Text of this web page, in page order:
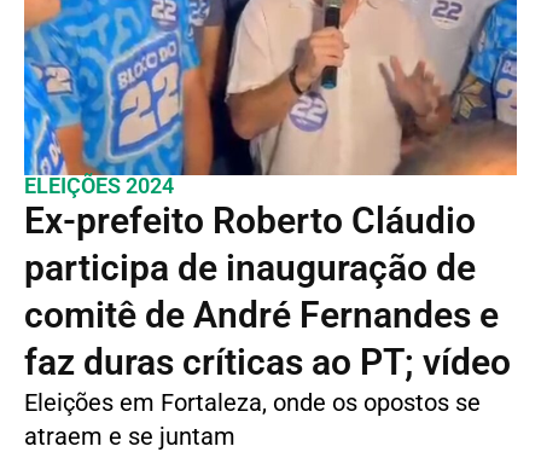
ELEIÇÕES 2024
Ex-prefeito Roberto Cláudio
participa de inauguração de
comitê de André Fernandes e
faz duras críticas ao PT; vídeo
Eleições em Fortaleza, onde os opostos se
atraem e se juntam